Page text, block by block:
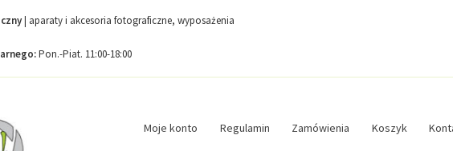
| aparaty i akcesoria fotograficzne, wyposażenia
Pon.-Piat. 11:00-18:00
Moje konto Regulamin Zamówienia Koszyk